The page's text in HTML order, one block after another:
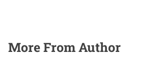
More From Author